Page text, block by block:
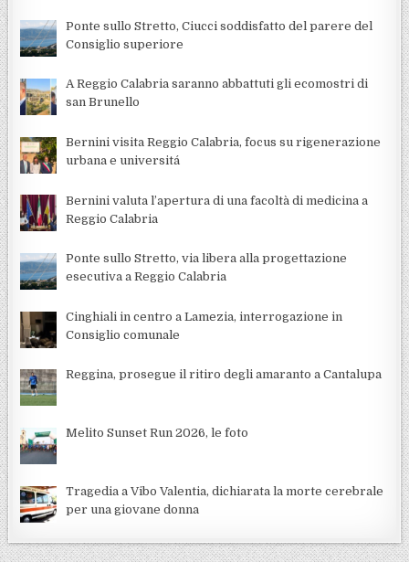
Ponte sullo Stretto, Ciucci soddisfatto del parere del
Consiglio superiore
A Reggio Calabria saranno abbattuti gli ecomostri di
san Brunello
Bernini visita Reggio Calabria, focus su rigenerazione
urbana e universitá
Bernini valuta l’apertura di una facoltà di medicina a
Reggio Calabria
Ponte sullo Stretto, via libera alla progettazione
esecutiva a Reggio Calabria
Cinghiali in centro a Lamezia, interrogazione in
Consiglio comunale
Reggina, prosegue il ritiro degli amaranto a Cantalupa
Melito Sunset Run 2026, le foto
Tragedia a Vibo Valentia, dichiarata la morte cerebrale
per una giovane donna